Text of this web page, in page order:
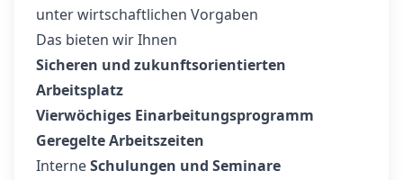
unter wirtschaftlichen Vorgaben
Das bieten wir Ihnen
Sicheren und zukunftsorientierten
Arbeitsplatz
Vierwöchiges Einarbeitungsprogramm
Geregelte Arbeitszeiten
InterneSchulungen und Seminare